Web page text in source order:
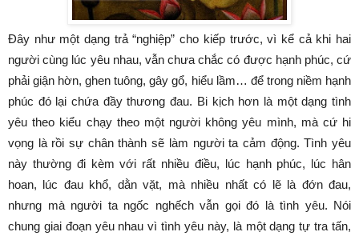
Đây như một dạng trả “nghiệp” cho kiếp trước, vì kể cả khi hai
người cùng lúc yêu nhau, vẫn chưa chắc có được hạnh phúc, cứ
phải giận hờn, ghen tuông, gây gổ, hiểu lầm… để trong niềm hạnh
phúc đó lại chứa đầy thương đau. Bi kịch hơn là một dạng tình
yêu theo kiểu chạy theo một người không yêu mình, mà cứ hi
vọng là rồi sự chân thành sẽ làm người ta cảm động. Tình yêu
này thường đi kèm với rất nhiều điều, lúc hạnh phúc, lúc hân
hoan, lúc đau khổ, dằn vặt, mà nhiều nhất có lẽ là đớn đau,
nhưng mà người ta ngốc nghếch vẫn gọi đó là tình yêu. Nói
chung giai đoạn yêu nhau vì tình yêu này, là một dạng tự tra tấn,